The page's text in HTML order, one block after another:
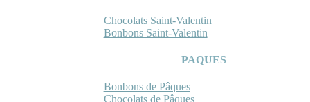
Chocolats Saint-Valentin
Bonbons Saint-Valentin
PAQUES
Bonbons de Pâques
Chocolats de Pâques